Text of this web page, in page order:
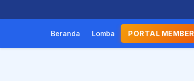
Beranda Lomba PORTAL MEMBER